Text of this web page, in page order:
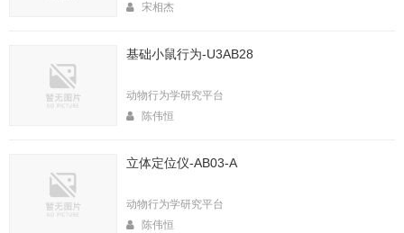
宋相杰
基础小鼠行为-U3AB28
动物行为学研究平台
陈伟恒
立体定位仪-AB03-A
动物行为学研究平台
陈伟恒